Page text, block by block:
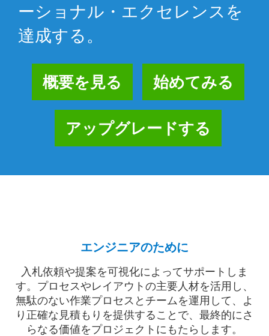
ーショナル・エクセレンスを
達成する。
概要を見る 始めてみる
アップグレードする
エンジニアのために
入札依頼や提案を可視化によってサポートしま
す。プロセスやレイアウトの主要人材を活用し、
無駄のない作業プロセスとチームを運用して、よ
り正確な見積もりを提供することで、最終的にさ
らなる価値をプロジェクトにもたらします。